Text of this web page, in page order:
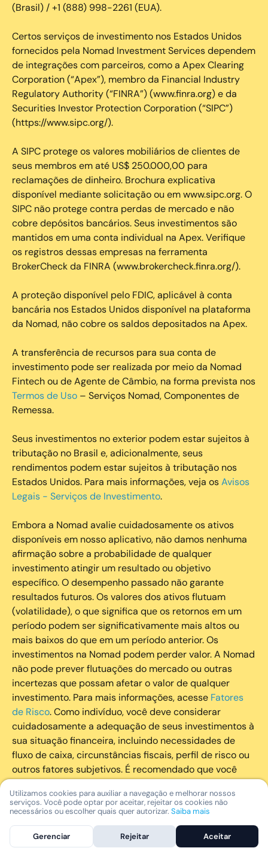
(Brasil) / +1 (888) 998-2261 (EUA).
Certos serviços de investimento nos Estados Unidos
fornecidos pela Nomad Investment Services dependem
de integrações com parceiros, como a Apex Clearing
Corporation (“Apex”), membro da Financial Industry
Regulatory Authority (“FINRA”) (www.finra.org) e da
Securities Investor Protection Corporation (“SIPC”)
(https://www.sipc.org/).
A SIPC protege os valores mobiliários de clientes de
seus membros em até US$ 250.000,00 para
reclamações de dinheiro. Brochura explicativa
disponível mediante solicitação ou em www.sipc.org. O
SIPC não protege contra perdas de mercado e não
cobre depósitos bancários. Seus investimentos são
mantidos em uma conta individual na Apex. Verifique
os registros dessas empresas na ferramenta
BrokerCheck da FINRA (www.brokercheck.finra.org/).
A proteção disponível pelo FDIC, aplicável à conta
bancária nos Estados Unidos disponível na plataforma
da Nomad, não cobre os saldos depositados na Apex.
A transferência de recursos para sua conta de
investimento pode ser realizada por meio da Nomad
Fintech ou de Agente de Câmbio, na forma prevista nos
Termos de Uso – Serviços Nomad, Componentes de
Remessa.
Seus investimentos no exterior podem estar sujeitos à
tributação no Brasil e, adicionalmente, seus
rendimentos podem estar sujeitos à tributação nos
Estados Unidos. Para mais informações, veja osAvisos
Legais - Serviços de Investimento.
Embora a Nomad avalie cuidadosamente os ativos
disponíveis em nosso aplicativo, não damos nenhuma
afirmação sobre a probabilidade de qualquer
investimento atingir um resultado ou objetivo
específico. O desempenho passado não garante
resultados futuros. Os valores dos ativos flutuam
(volatilidade), o que significa que os retornos em um
período podem ser significativamente mais altos ou
mais baixos do que em um período anterior. Os
investimentos na Nomad podem perder valor. A Nomad
não pode prever flutuações do mercado ou outras
incertezas que possam afetar o valor de qualquer
investimento. Para mais informações, acesse Fatores
de Risco. Como indivíduo, você deve considerar
cuidadosamente a adequação de seus investimentos à
sua situação financeira, incluindo necessidades de
fluxo de caixa, circunstâncias fiscais, perfil de risco ou
outros fatores subjetivos. É recomendado que você
utilize todos os recursos disponíveis para se informar
sobre investimentos de maneira geral e sobre a
composição geral de seu portfólio. Questões fiscais ou
legais relativas aos investimentos realizados através da
Nomad devem ser obtidas pelos próprios clientes. A
Utilizamos cookies para auxiliar a navegação e melhorar nossos
serviços. Você pode optar por aceitar, rejeitar os cookies não
necessários ou escolher quais quer autorizar. Saiba mais
Gerenciar Rejeitar Aceitar